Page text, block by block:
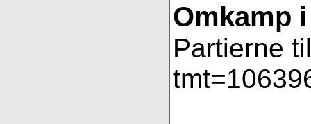
Omkamp
Partierne